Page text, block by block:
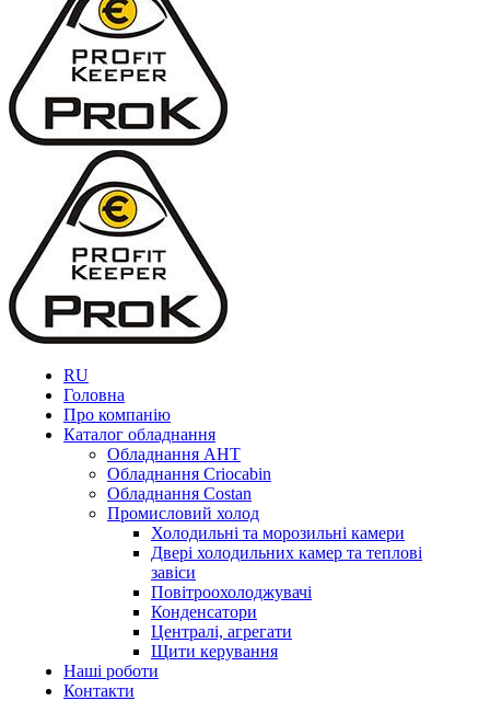
RU
Головна
Про компанію
Каталог обладнання
Обладнання AHT
Обладнання Criocabin
Обладнання Costan
Промисловий холод
Холодильні та морозильні камери
Двері холодильних камер та теплові
завіси
Повітроохолоджувачі
Конденсатори
Централі, агрегати
Щити керування
Наші роботи
Контакти